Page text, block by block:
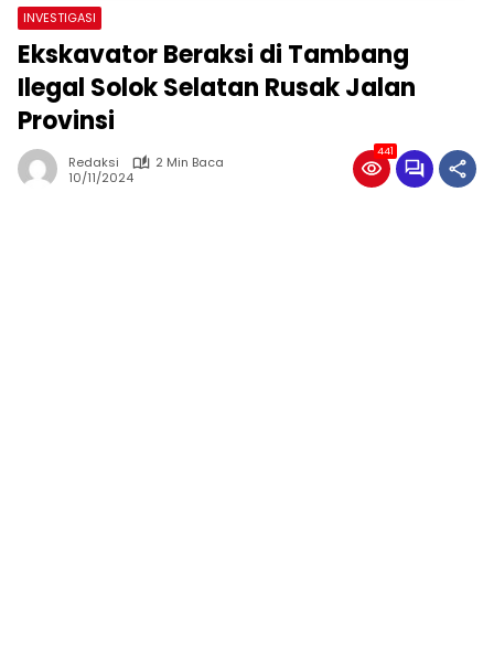
INVESTIGASI
Ekskavator Beraksi di Tambang
Ilegal Solok Selatan Rusak Jalan
Provinsi
Redaksi
2 Min Baca
10/11/2024
441